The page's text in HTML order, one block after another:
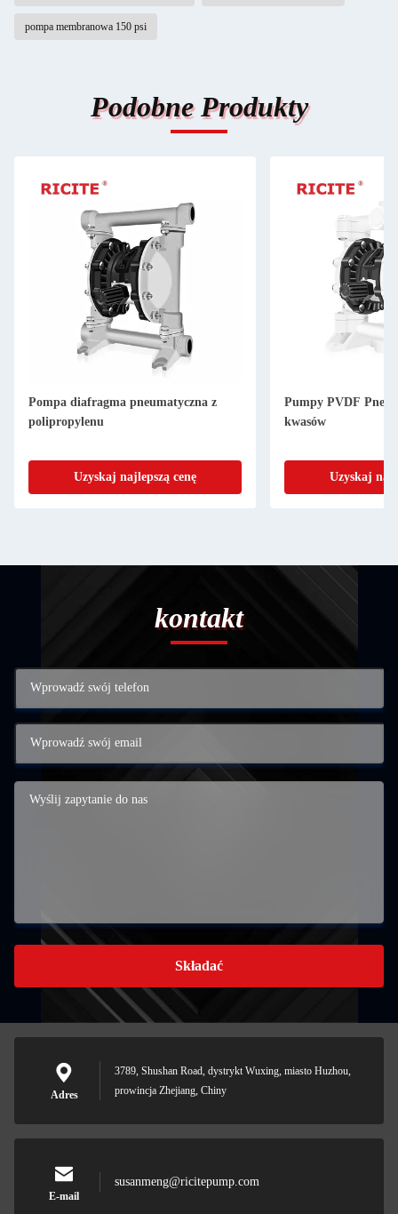
pompa membranowa 150 psi
Podobne Produkty
Pompa diafragma pneumatyczna z
polipropylenu
Uzyskaj najlepszą cenę
Pumpy PVDF
kwasów
Uzyskaj
kontakt
Składać
Adres
3789, Shushan Road, dystrykt Wuxing, miasto Huzhou,
prowincja Zhejiang, Chiny
E-mail
susanmeng@ricitepump.com